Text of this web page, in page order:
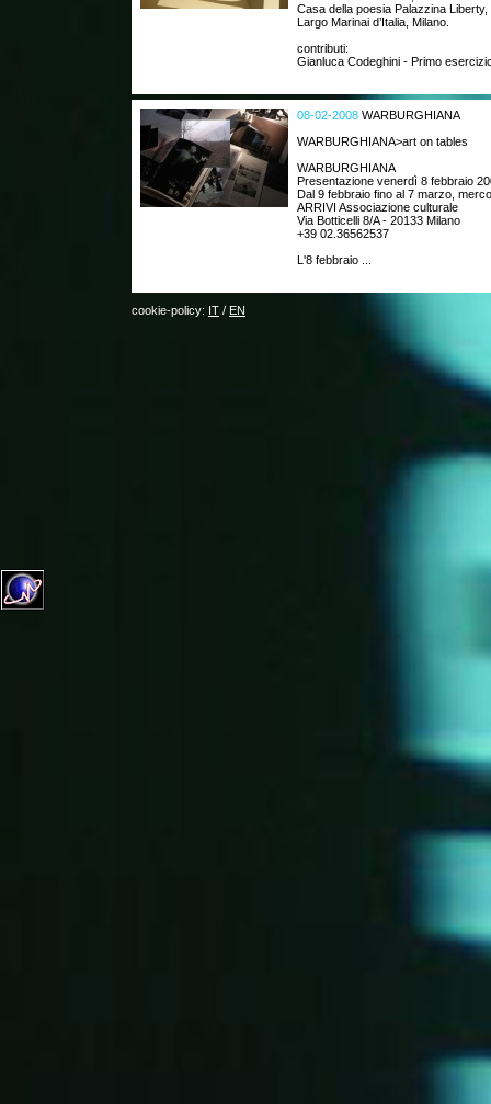
Casa della poesia Palazzina Liberty,
Largo Marinai d’Italia, Milano.
contributi:
Gianluca Codeghini - Primo
08-02-2008 WARBURGHIANA
WARBURGHIANA>art on tables
WARBURGHIANA
Presentazione venerdì 8 febbraio
Dal 9 febbraio fino al 7 marzo,
ARRIVI Associazione culturale
Via Botticelli 8/A - 20133 Milano
+39 02.36562537
L'8 febbraio ...
cookie-policy: IT / EN